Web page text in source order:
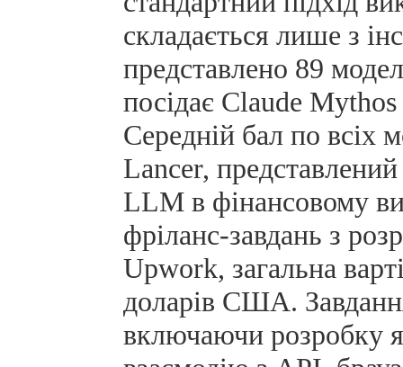
складається лише з
представлено 89
посідає Claude
Середній бал по всіх
Lancer,
LLM в фінансовому
фріланс-завдань з
Upwork, загальна
доларів США.
включаючи розробку